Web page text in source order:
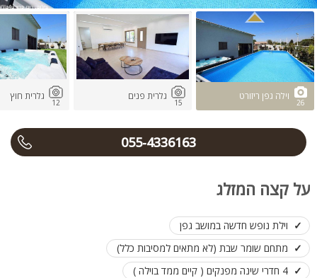
26
וילה גפן ריזורט
15
גלרית פנים
12
גלרית חוץ
055-4336163
על קצה המזלג
וילת נופש חדשה במושב גפן
מתחם שומר שבת (לא מתאים למסיבות כלל)
4 חדרי שינה מפנקים ( קיים ממד בוילה )